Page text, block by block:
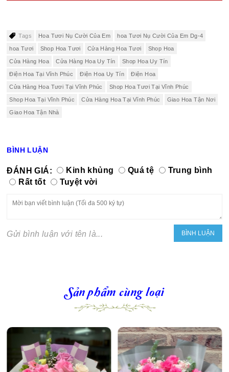
Tags Hoa Tươi Nụ Cười Của Em hoa Tươi Nụ Cười Của Em Dg-4
hoa Tươi Shop Hoa Tươi Cửa Hàng Hoa Tươi Shop Hoa
Cửa Hàng Hoa Cửa Hàng Hoa Uy Tín Shop Hoa Uy Tín
Điện Hoa Tại Vĩnh Phúc Điện Hoa Uy Tín Điện Hoa
Cửa Hàng Hoa Tươi Tại Vĩnh Phúc Shop Hoa Tươi Tại Vĩnh Phúc
Shop Hoa Tại Vĩnh Phúc Cửa Hàng Hoa Tại Vĩnh Phúc Giao Hoa Tận Nơi
Giao Hoa Tận Nhà
BÌNH LUẬN
ĐÁNH GIÁ: Kinh khủng Quá tệ
Trung bình
Rất tốt
Tuyệt vời
Gửi bình luận với tên là...
Sản phẩm cùng loại